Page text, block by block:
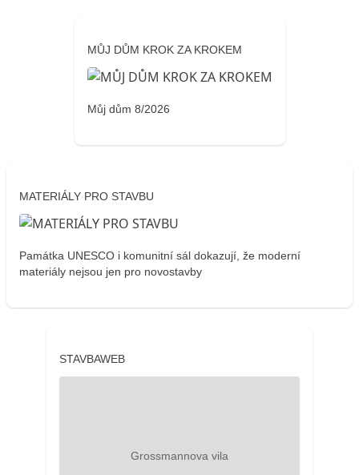
MŮJ DŮM KROK ZA KROKEM
Můj dům 8/2026
MATERIÁLY PRO STAVBU
Památka UNESCO i komunitní sál dokazují, že moderní
materiály nejsou jen pro novostavby
STAVBAWEB